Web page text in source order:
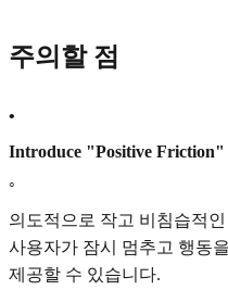
주의할 점
•
Introduce "Positive
◦
의도적으로 작고 비침습적
사용자가 잠시 멈추고 행동
제공할 수 있습니다.